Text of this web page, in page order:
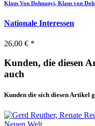
Klaus Von Dohnanyi, Klaus von
Nationale Interessen
26,00 € *
Kunden, die diesen
auch
Kunden die sich diesen Artikel